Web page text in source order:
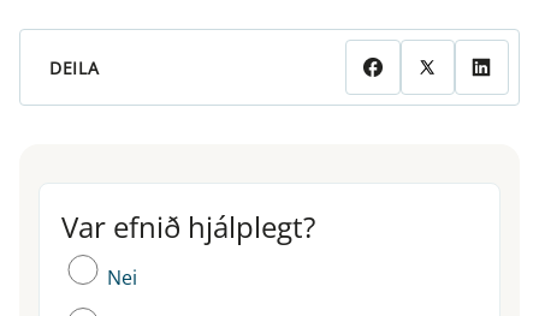
DEILA
Var efnið hjálplegt?
Var efnið hjálplegt?
Nei